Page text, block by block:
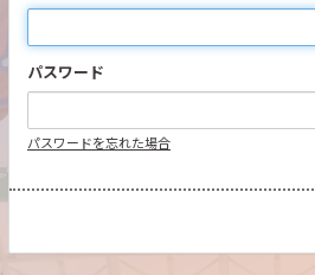
パスワード
パスワードを忘れた場合